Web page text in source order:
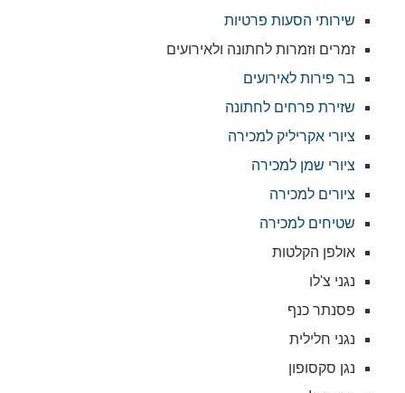
שירותי הסעות פרטיות
זמרים וזמרות לחתונה ולאירועים
בר פירות לאירועים
שזירת פרחים לחתונה
ציורי אקריליק למכירה
ציורי שמן למכירה
ציורים למכירה
שטיחים למכירה
אולפן הקלטות
נגני צ'לו
פסנתר כנף
נגני חלילית
נגן סקסופון